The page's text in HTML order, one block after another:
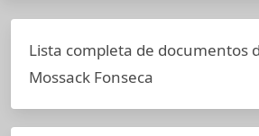
Lista completa de documentos
Mossack Fonseca